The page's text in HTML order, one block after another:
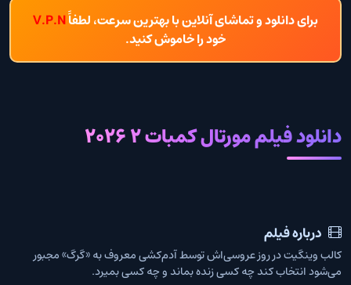
برای دانلود و تماشای آنلاین با بهترین سرعت، لطفاًV.P.N
خود را خاموش کنید.
دانلود فیلم مورتال کمبات 2 2026
درباره فیلم
کالب وینگیت در روز عروسی‌اش توسط آدم‌کشی معروف به «گرگ» مجبور
می‌شود انتخاب کند چه کسی زنده بماند و چه کسی بمیرد.